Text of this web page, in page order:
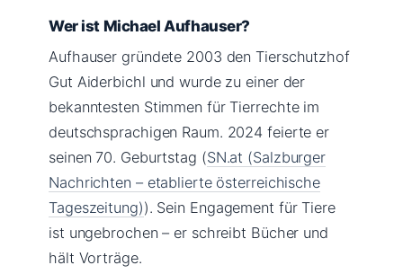
Wer ist Michael Aufhauser?
Aufhauser gründete 2003 den Tierschutzhof
Gut Aiderbichl und wurde zu einer der
bekanntesten Stimmen für Tierrechte im
deutschsprachigen Raum. 2024 feierte er
seinen 70. Geburtstag (SN.at (Salzburger
Nachrichten – etablierte österreichische
Tageszeitung)). Sein Engagement für Tiere
ist ungebrochen – er schreibt Bücher und
hält Vorträge.